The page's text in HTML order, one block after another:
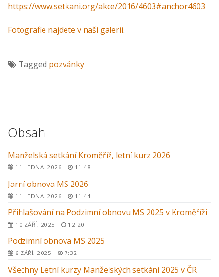
https://www.setkani.org/akce/2016/4603#anchor4603
Fotografie najdete v naší galerii.
Tagged pozvánky
Obsah
Manželská setkání Kroměříž, letní kurz 2026
11 LEDNA, 2026 11:48
Jarní obnova MS 2026
11 LEDNA, 2026 11:44
Přihlašování na Podzimní obnovu MS 2025 v Kroměříži
10 ZÁŘÍ, 2025 12:20
Podzimní obnova MS 2025
6 ZÁŘÍ, 2025 7:32
Všechny Letní kurzy Manželských setkání 2025 v ČR